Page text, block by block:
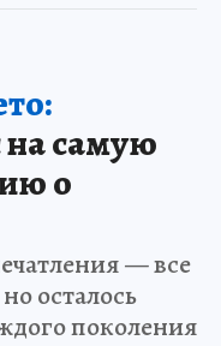
на самую
о
— все
осталось
поколения